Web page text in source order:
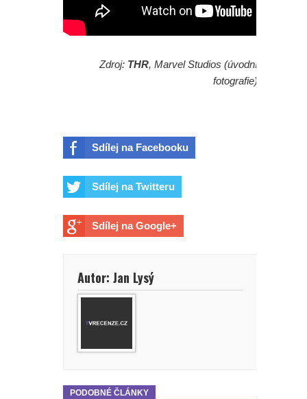
Zdroj: THR, Marvel Studios (úvodní
fotografie)
Sdílej na Facebooku
Sdílej na Twitteru
Sdílej na Google+
Autor: Jan Lysý
PODOBNÉ ČLÁNKY